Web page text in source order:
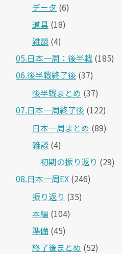
データ (6)
道具 (18)
雑談 (4)
05.日本一周：後半戦 (185)
06.後半戦終了後 (37)
後半戦まとめ (37)
07.日本一周終了後 (122)
日本一周まとめ (89)
雑談 (4)
＿初期の振り返り (29)
08.日本一周EX (246)
振り返り (35)
本編 (104)
準備 (45)
終了後まとめ (52)